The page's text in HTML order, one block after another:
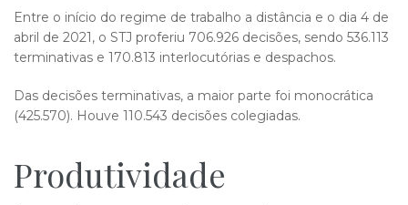
Entre o início do regime de trabalho a distância e o dia 4 de
abril de 2021, o STJ proferiu 706.926 decisões, sendo 536.113
terminativas e 170.813 interlocutórias e despachos.
Das decisões terminativas, a maior parte foi monocrática
(425.570). Houve 110.543 decisões colegiadas.
Produtivi​​dade